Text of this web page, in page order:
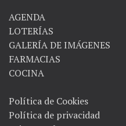
AGENDA
LOTERÍAS
GALERÍA DE IMÁGENES
FARMACIAS
COCINA
Política de Cookies
Política de privacidad